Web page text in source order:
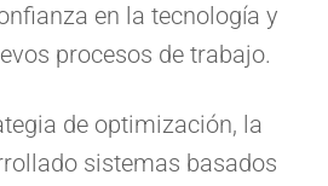
en la tecnología y
procesos de trabajo.
de optimización, la
sistemas basados